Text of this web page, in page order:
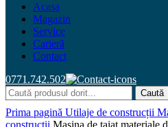
Acasa
Magazin
Service
Carieră
Contact
0771.742.502
Caută
Prima pagină Utilaje de construcții
constructii Masina de taiat materiale